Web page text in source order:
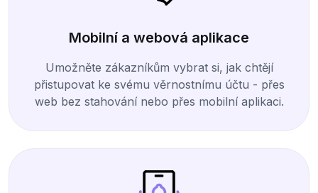
Mobilní a webová aplikace
Umožněte zákazníkům vybrat si, jak chtějí
přistupovat ke svému věrnostnímu účtu - přes
web bez stahování nebo přes mobilní aplikaci.